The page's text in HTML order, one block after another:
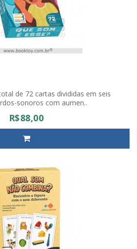
de 72 cartas divididas em seis
sonoros com aumen..
R$88,00